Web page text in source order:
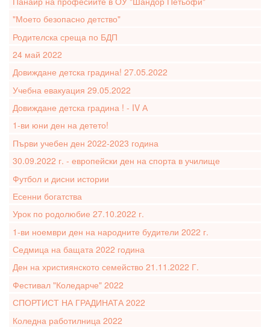
"Моето безопасно детство"
Родителска среща по БДП
24 май 2022
Довиждане детска градина! 27.05.2022
Учебна евакуация 29.05.2022
Довиждане детска градина ! - IV А
1-ви юни ден на детето!
Първи учебен ден 2022-2023 година
30.09.2022 г. - европейски ден на спорта в училище
Футбол и дисни истории
Есенни богатства
Урок по родолюбие 27.10.2022 г.
1-ви ноември ден на народните будители 2022 г.
Седмица на бащата 2022 година
Ден на християнското семейство 21.11.2022 Г.
Фестивал "Коледарче" 2022
СПОРТИСТ НА ГРАДИНАТА 2022
Коледна работилница 2022